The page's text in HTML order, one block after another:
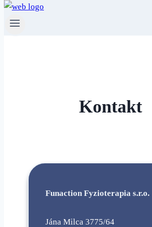
Kontakt
Funaction Fyzioterapia s.r.o.
Jána Milca 3775/64